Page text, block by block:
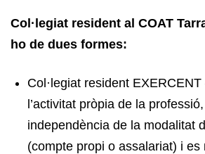
Col·legiat resident al COAT
ho de dues formes:
Col·legiat resident
l’activitat pròpia de la
independència de la modalitat
(compte propi o assalariat) i es